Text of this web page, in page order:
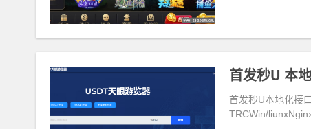
首发秒U 本
首发秒U本地化接
TRCWin/